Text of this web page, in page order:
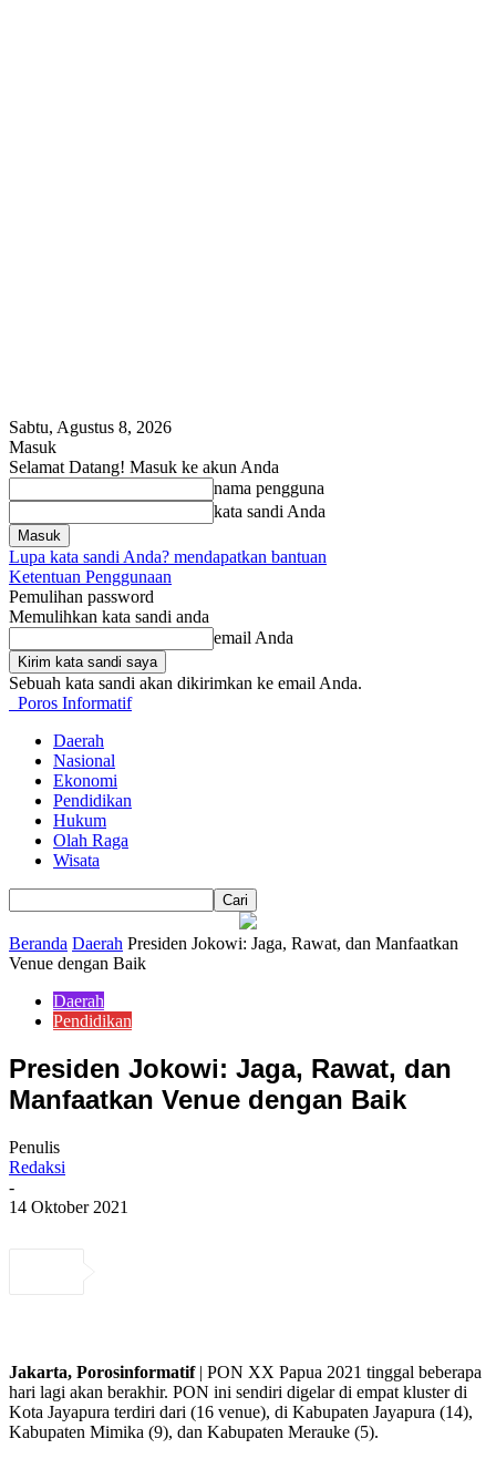
Sabtu, Agustus 8, 2026
Masuk
Selamat Datang! Masuk ke akun Anda
nama pengguna
kata sandi Anda
Lupa kata sandi Anda? mendapatkan bantuan
Ketentuan Penggunaan
Pemulihan password
Memulihkan kata sandi anda
email Anda
Sebuah kata sandi akan dikirimkan ke email Anda.
Poros Informatif
Daerah
Nasional
Ekonomi
Pendidikan
Hukum
Olah Raga
Wisata
Beranda Daerah Presiden Jokowi: Jaga, Rawat, dan Manfaatkan
Venue dengan Baik
Daerah
Pendidikan
Presiden Jokowi: Jaga, Rawat, dan
Manfaatkan Venue dengan Baik
Penulis
Redaksi
-
14 Oktober 2021
Jakarta, Porosinformatif| PON XX Papua 2021 tinggal beberapa
hari lagi akan berakhir. PON ini sendiri digelar di empat kluster di
Kota Jayapura terdiri dari (16 venue), di Kabupaten Jayapura (14),
Kabupaten Mimika (9), dan Kabupaten Merauke (5).